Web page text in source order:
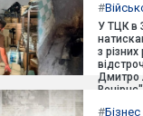
#
У ТЦК в
з різних
Дмитро
Вечірнє".
#Бізнес